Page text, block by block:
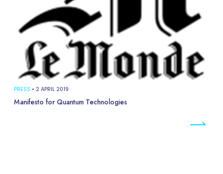
PRESS • 2 APRIL 2019
Manifesto for Quantum Technologies